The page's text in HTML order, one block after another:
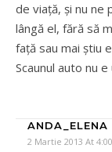
de viață, și nu ne
lângă el, fără să
față sau mai știu
Scaunul auto nu
ANDA_ELENA
2 Martie 2013 At 4:00